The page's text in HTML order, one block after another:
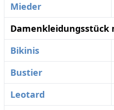
Mieder
Damenkleidungsstück
Bikinis
Bustier
Leotard